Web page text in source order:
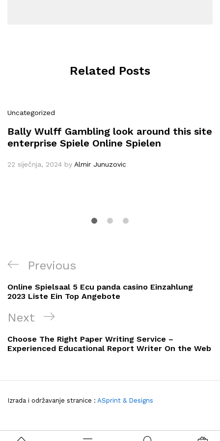
Related Posts
Uncategorized
Bally Wulff Gambling look around this site
enterprise Spiele Online Spielen
22 siječnja, 2024 by Almir Junuzovic
Navigacija
objava
Previous
Post
Previous
Online Spielsaal 5 Ecu panda casino Einzahlung
2023 Liste Ein Top Angebote
Next
Post
Next
Choose The Right Paper Writing Service –
Experienced Educational Report Writer On the Web
Izrada i održavanje stranice : ASprint & Designs